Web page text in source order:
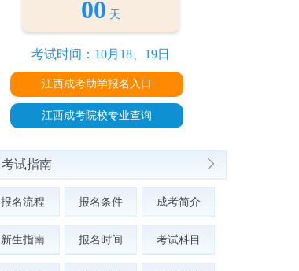
00 天
考试时间：10月18、19日
江西成考助学报名入口
江西成考院校专业查询
考试指南
报名流程 报名条件 成考简介
新生指南 报名时间 考试科目